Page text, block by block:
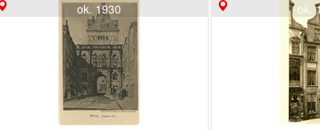
ok. 1930 ok.